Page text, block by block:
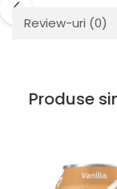
Review-uri (0)
Produse